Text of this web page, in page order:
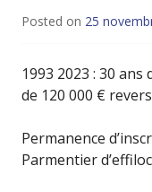
Posted on 25
1993 2023 : 30
de 120 000 €
Permanence
Parmentier